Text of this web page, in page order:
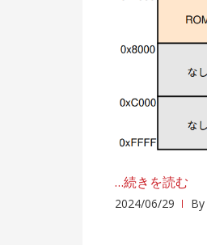
…続きを読む
2024/06/29 By